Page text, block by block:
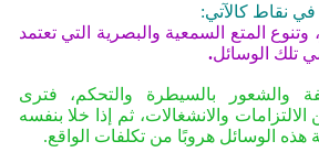
نقاط كالآتي:
وتنوع المتع السمعية والبصرية التي تعتمد
تلك الوسائل.
والشعور بالسيطرة والتحكم، فترى
والانشغالات، ثم إذا خلا بنفسه
الوسائل هروبًا من تكلفات الواقع.